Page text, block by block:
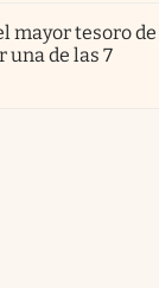
mayor tesoro de
una de las 7